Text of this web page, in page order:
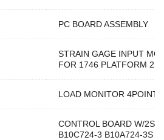
PC BOARD ASSEMBLY
STRAIN GAGE INPUT
FOR 1746 PLATFORM
LOAD MONITOR 4POINT
CONTROL BOARD W/
B10C724-3 B10A724-3S